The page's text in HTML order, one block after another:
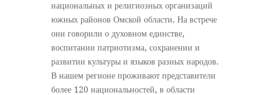
национальных и религиозных организаций
южных районов Омской области. На встрече
они говорили о духовном единстве,
воспитании патриотизма, сохранении и
развитии культуры и языков разных народов.
В нашем регионе проживают представители
более 120 национальностей, в области